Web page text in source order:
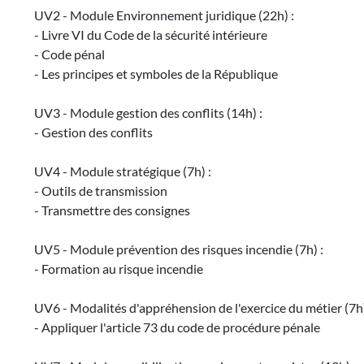
UV2 - Module Environnement juridique (22h) :
- Livre VI du Code de la sécurité intérieure
- Code pénal
- Les principes et symboles de la République
UV3 - Module gestion des conflits (14h) :
- Gestion des conflits
UV4 - Module stratégique (7h) :
- Outils de transmission
- Transmettre des consignes
UV5 - Module prévention des risques incendie (7h) :
- Formation au risque incendie
UV6 - Modalités d'appréhension de l'exercice du métier
- Appliquer l'article 73 du code de procédure pénale